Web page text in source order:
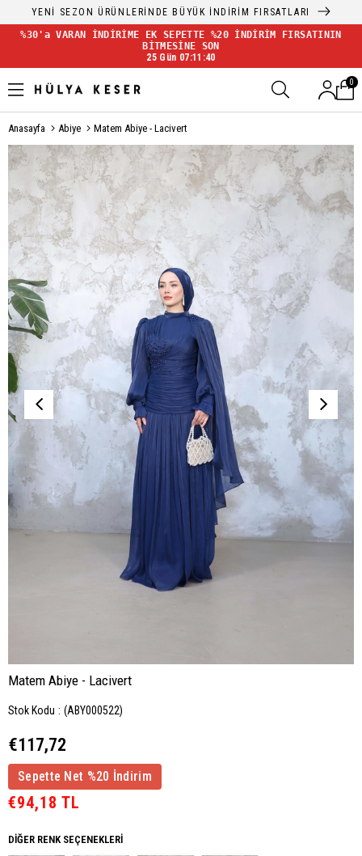
YENİ SEZON ÜRÜNLERİNDE BÜYÜK İNDİRİM FIRSATLARI
%30'a VARAN İNDİRİME EK SEPETTE %20 İNDİRİM FIRSATININ
BİTMESİNE SON
25 Gün 07:11:39
0
Anasayfa Abiye Matem Abiye - Lacivert
Matem Abiye - Lacivert
Stok Kodu (ABY000522)
€117,72
Sepette Net %20 İndirim
€94,18 TL
DIĞER RENK SEÇENEKLERI